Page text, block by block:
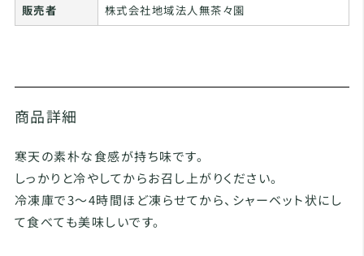
販売者
株式会社地域法人無茶々園
商品詳細
寒天の素朴な食感が持ち味です。
しっかりと冷やしてからお召し上がりください。
冷凍庫で3～4時間ほど凍らせてから、シャーベット状にし
て食べても美味しいです。